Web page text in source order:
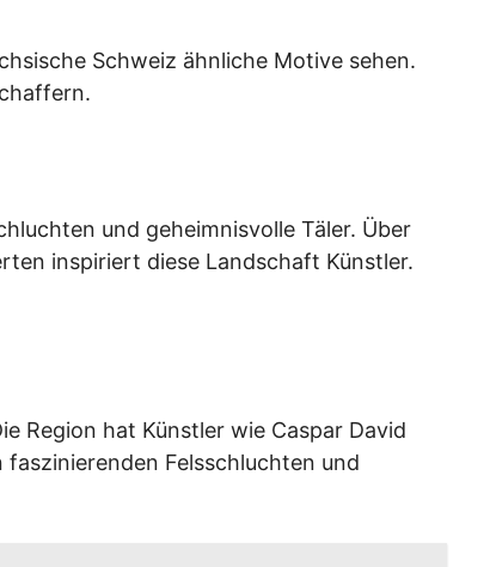
Schweiz ähnliche Motive sehen.
und geheimnisvolle Täler. Über
inspiriert diese Landschaft Künstler.
Region hat Künstler wie Caspar David
Felsschluchten und